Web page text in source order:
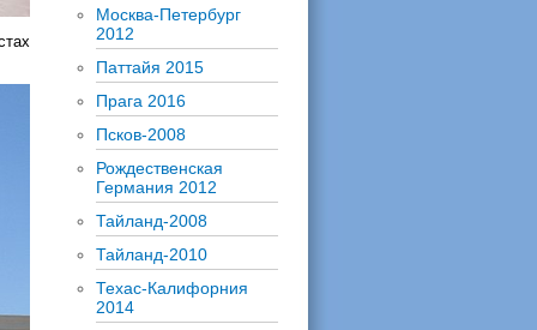
Москва-Петербург
2012
Паттайя 2015
Прага 2016
Псков-2008
Рождественская
Германия 2012
Тайланд-2008
Тайланд-2010
Техас-Калифорния
2014